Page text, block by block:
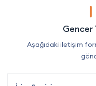
Gencer
Aşağıdaki iletişim